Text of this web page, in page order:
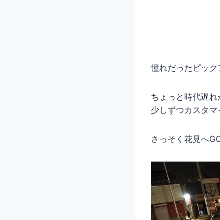
憧れだったピッ
ちょっと時代遅
少しずつカスタ
さっそく花見へ